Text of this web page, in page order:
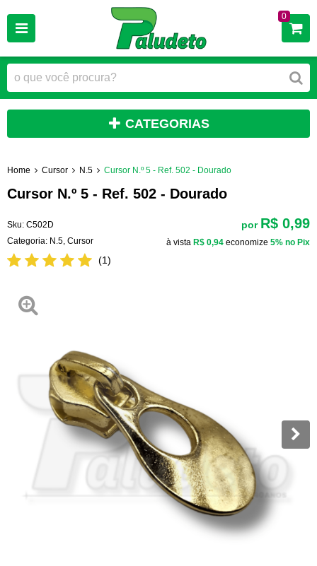
0
CATEGORIAS
Home Cursor N.5 Cursor N.º 5 - Ref. 502 - Dourado
Cursor N.º 5 - Ref. 502 - Dourado
Sku: C502D
Categoria: N.5 Cursor
(1)
por R$ 0,99
à vista R$ 0,94 economize 5% no Pix